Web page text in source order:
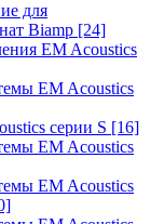
для
Biamp [24]
EM Acoustics
EM Acoustics
серии S [16]
EM Acoustics
EM Acoustics